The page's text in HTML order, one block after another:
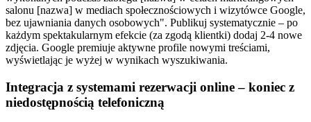
salonu [nazwa] w mediach społecznościowych i wizytówce Google,
bez ujawniania danych osobowych". Publikuj systematycznie – po
każdym spektakularnym efekcie (za zgodą klientki) dodaj 2-4 nowe
zdjęcia. Google premiuje aktywne profile nowymi treściami,
wyświetlając je wyżej w wynikach wyszukiwania.
Integracja z systemami rezerwacji online – koniec z
niedostępnością telefoniczną